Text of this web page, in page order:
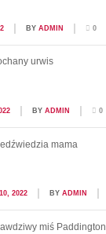
BY ADMIN 0
urwis
BY ADMIN 0
mama
2022 BY ADMIN
miś Paddington